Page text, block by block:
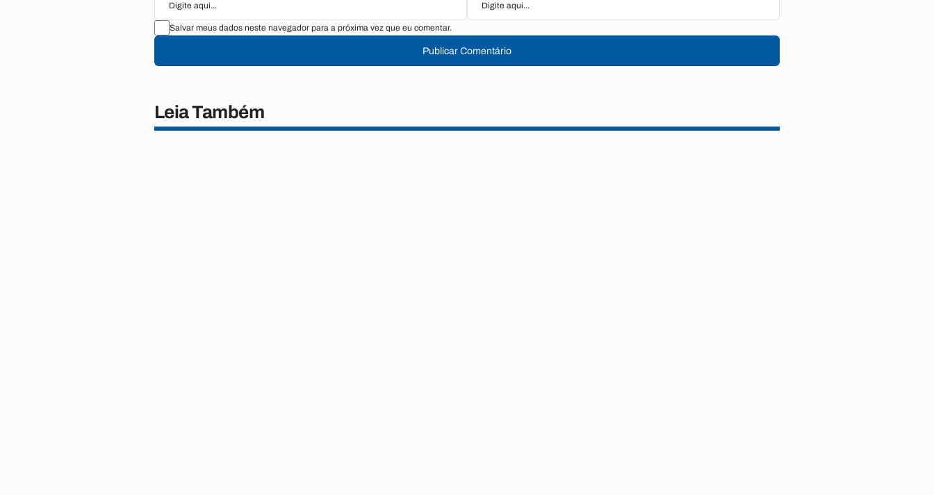
Salvar meus dados neste navegador para a próxima vez que eu comentar.
Publicar Comentário
Leia Também